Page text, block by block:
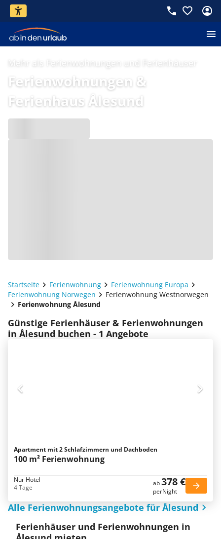
Mehr als Ferienwohnungen und Ferienhäuser
Ferienwohnungen &
Ferienhaus Ålesund
Startseite Ferienwohnung
Ferienwohnung Europa
Ferienwohnung Norwegen
Ferienwohnung Westnorwegen
Ferienwohnung Ålesund
Günstige Ferienhäuser & Ferienwohnungen
in Ålesund buchen - 1 Angebote
Apartment mit 2 Schlafzimmern und Dachboden
100 m² Ferienwohnung
Nur Hotel
4 Tage
ab378 €
perNight
Alle Ferienwohnungsangebote für Ålesund
Ferienhäuser und Ferienwohnungen in